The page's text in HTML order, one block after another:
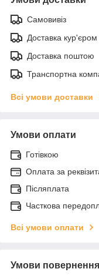
Самовивіз
Доставка кур'єром
Доставка поштою
Транспортна
Всі умови доставки
Умови оплати
Готівкою
Оплата за
Післяплата
Часткова
Всі умови оплати
Умови повернення